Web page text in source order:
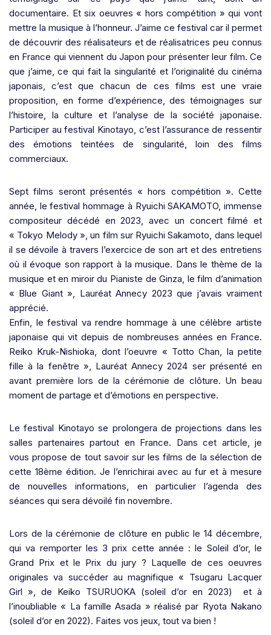
documentaire. Et six oeuvres « hors compétition » qui vont
mettre la musique à l’honneur. J’aime ce festival car il permet
de découvrir des réalisateurs et de réalisatrices peu connus
en France qui viennent du Japon pour présenter leur film. Ce
que j’aime, ce qui fait la singularité et l’originalité du cinéma
japonais, c’est que chacun de ces films est une vraie
proposition, en forme d’expérience, des témoignages sur
l’histoire, la culture et l’analyse de la société japonaise.
Participer au festival Kinotayo, c’est l’assurance de ressentir
des émotions teintées de singularité, loin des films
commerciaux.
Sept films seront présentés « hors compétition ». Cette
année, le festival hommage à Ryuichi SAKAMOTO, immense
compositeur décédé en 2023, avec un concert filmé et
« Tokyo Melody », un film sur Ryuichi Sakamoto, dans lequel
il se dévoile à travers l’exercice de son art et des entretiens
où il évoque son rapport à la musique. Dans le thème de la
musique et en miroir du Pianiste de Ginza, le film d’animation
« Blue Giant », Lauréat Annecy 2023 que j’avais vraiment
apprécié.
Enfin, le festival va rendre hommage à une célèbre artiste
japonaise qui vit depuis de nombreuses années en France.
Reiko Kruk-Nishioka, dont l’oeuvre « Totto Chan, la petite
fille à la fenêtre », Lauréat Annecy 2024 ser présenté en
avant première lors de la cérémonie de clôture. Un beau
moment de partage et d’émotions en perspective.
Le festival Kinotayo se prolongera de projections dans les
salles partenaires partout en France. Dans cet article, je
vous propose de tout savoir sur les films de la sélection de
cette 18ème édition. Je l’enrichirai avec au fur et à mesure
de nouvelles informations, en particulier l’agenda des
séances qui sera dévoilé fin novembre.
Lors de la cérémonie de clôture en public le 14 décembre,
qui va remporter les 3 prix cette année : le Soleil d’or, le
Grand Prix et le Prix du jury ? Laquelle de ces oeuvres
originales va succéder au magnifique « Tsugaru Lacquer
Girl », de Keiko TSURUOKA (soleil d’or en 2023) et à
l’inoubliable « La famille Asada » réalisé par Ryota Nakano
(soleil d’or en 2022). Faites vos jeux, tout va bien !